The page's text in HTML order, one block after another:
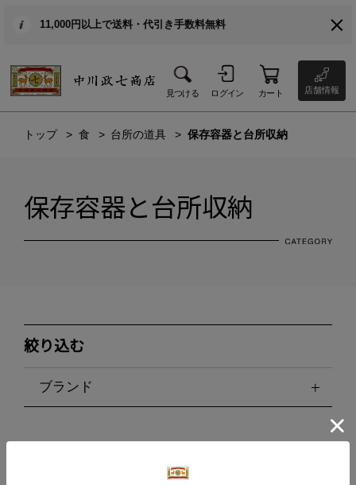
11,000円以上で送料・代引き手数料無料
見つける ログイン カート 店舗情報
トップ 食 台所の道具 保存容器と台所収納
保存容器と台所収納
絞り込む
ブランド